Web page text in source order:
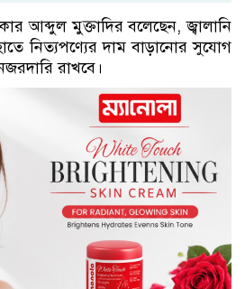
আব্দুল মুক্তাদির বলেছেন, জ্বালানি
নিত্যপণ্যের দাম বাড়ানোর সুযোগ
রাখবে।